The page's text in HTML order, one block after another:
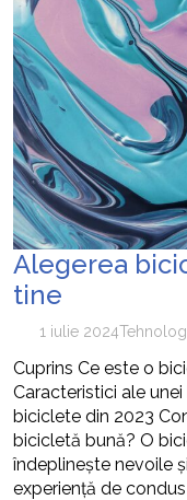
Alegerea
tine
1 iulie 2024
Cuprins Ce este o
Caracteristici ale
biciclete din 2023
bicicletă bună? O
îndeplinește nevoile
experiență de